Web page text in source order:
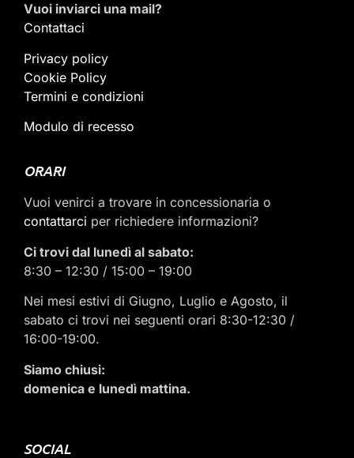
Vuoi inviarci una mail?
Contattaci
Privacy policy
Cookie Policy
Termini e condizioni
Modulo di recesso
ORARI
Vuoi venirci a trovare in concessionaria o
contattarci per richiedere informazioni?
Ci trovi dal lunedì al sabato:
8:30 – 12:30 / 15:00 – 19:00
Nei mesi estivi di Giugno, Luglio e Agosto, il
sabato ci trovi nei seguenti orari 8:30-12:30 /
16:00-19:00.
Siamo chiusi:
domenica e lunedì mattina.
SOCIAL